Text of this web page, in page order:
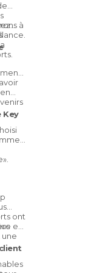
à
Key
»
ont
une
et